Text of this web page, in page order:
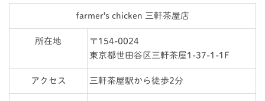
farmer's chicken 三軒茶屋店
所在地
〒154-0024
東京都世田谷区三軒茶屋1-37-1-1F
アクセス 三軒茶屋駅から徒歩2分